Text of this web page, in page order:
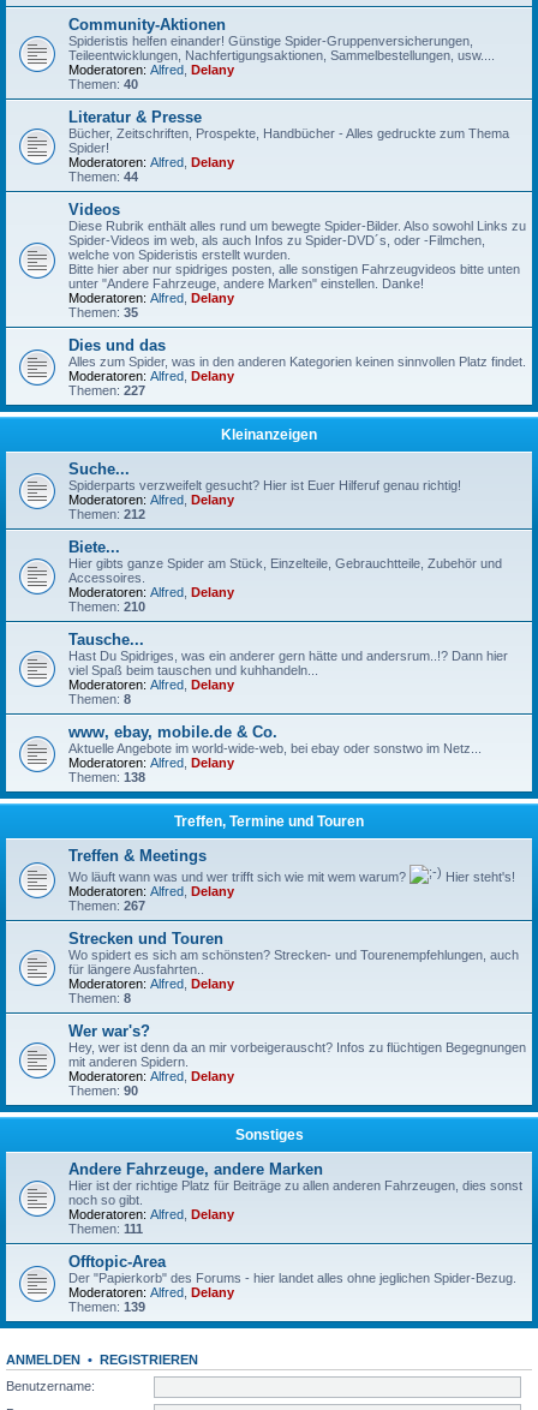
Community-Aktionen
Spideristis helfen einander! Günstige Spider-Gruppenversicherungen,
Teileentwicklungen, Nachfertigungsaktionen, Sammelbestellungen, usw....
Moderatoren: Alfred Delany
Themen: 40
Literatur & Presse
Bücher, Zeitschriften, Prospekte, Handbücher - Alles gedruckte zum Thema
Spider!
Moderatoren: Alfred Delany
Themen: 44
Videos
Diese Rubrik enthält alles rund um bewegte Spider-Bilder. Also sowohl Links zu
Spider-Videos im web, als auch Infos zu Spider-DVD´s, oder -Filmchen,
welche von Spideristis erstellt wurden.
Bitte hier aber nur spidriges posten, alle sonstigen Fahrzeugvideos bitte unten
unter "Andere Fahrzeuge, andere Marken" einstellen. Danke!
Moderatoren: Alfred Delany
Themen: 35
Dies und das
Alles zum Spider, was in den anderen Kategorien keinen sinnvollen Platz findet.
Moderatoren: Alfred Delany
Themen: 227
Kleinanzeigen
Suche...
Spiderparts verzweifelt gesucht? Hier ist Euer Hilferuf genau richtig!
Moderatoren: Alfred Delany
Themen: 212
Biete...
Hier gibts ganze Spider am Stück, Einzelteile, Gebrauchtteile, Zubehör und
Accessoires.
Moderatoren: Alfred Delany
Themen: 210
Tausche...
Hast Du Spidriges, was ein anderer gern hätte und andersrum..!? Dann hier
viel Spaß beim tauschen und kuhhandeln...
Moderatoren: Alfred Delany
Themen: 8
www, ebay, mobile.de & Co.
Aktuelle Angebote im world-wide-web, bei ebay oder sonstwo im Netz...
Moderatoren: Alfred Delany
Themen: 138
Treffen, Termine und Touren
Treffen & Meetings
Wo läuft wann was und wer trifft sich wie mit wem warum?
Hier steht's!
Moderatoren: Alfred Delany
Themen: 267
Strecken und Touren
Wo spidert es sich am schönsten? Strecken- und Tourenempfehlungen, auch
für längere Ausfahrten..
Moderatoren: Alfred Delany
Themen: 8
Wer war's?
Hey, wer ist denn da an mir vorbeigerauscht? Infos zu flüchtigen Begegnungen
mit anderen Spidern.
Moderatoren: Alfred Delany
Themen: 90
Sonstiges
Andere Fahrzeuge, andere Marken
Hier ist der richtige Platz für Beiträge zu allen anderen Fahrzeugen, dies sonst
noch so gibt.
Moderatoren: Alfred Delany
Themen: 111
Offtopic-Area
Der "Papierkorb" des Forums - hier landet alles ohne jeglichen Spider-Bezug.
Moderatoren: Alfred Delany
Themen: 139
ANMELDEN • REGISTRIEREN
Benutzername: